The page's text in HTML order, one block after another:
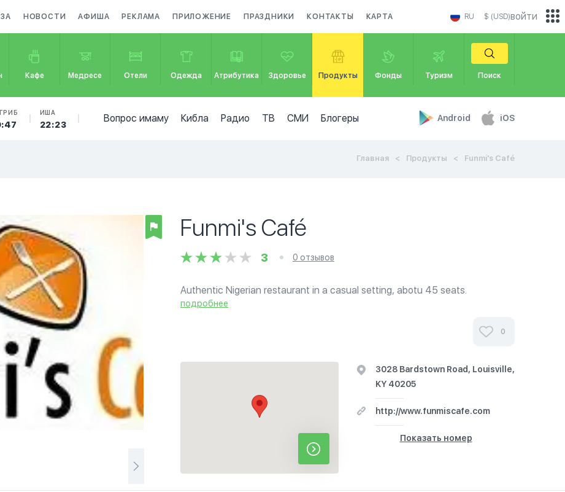
НОВОСТИ АФИША РЕКЛАМА ПРИЛОЖЕНИЕ ПРАЗДНИКИ КОНТАКТЫ КАРТА RU $ (USD)
Кафе Медресе Отели Одежда Атрибутика Здоровье Продукты Фонды Туризм Поиск
ИША
22:23
Вопрос имаму Кибла Радио ТВ СМИ Блогеры Android iOS
войти
Главная Продукты Funmi's Café
Funmi's Café
3 0 отзывов
Authentic Nigerian restaurant in a casual setting, abotu 45 seats.
подробнее
0
3028 Bardstown Road, Louisville,
KY 40205
http://www.funmiscafe.com
Показать номер